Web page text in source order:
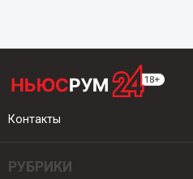
Контакты
РУБРИКИ